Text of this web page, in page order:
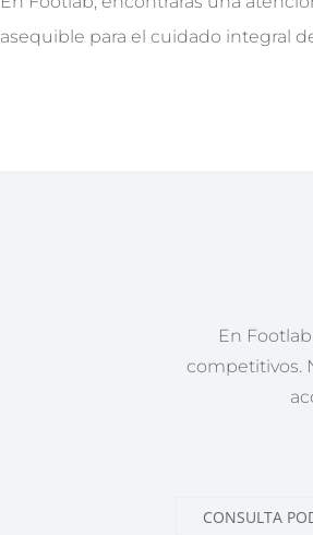
asequible para el cuidado integral
En
competitivos.
CONSULTA